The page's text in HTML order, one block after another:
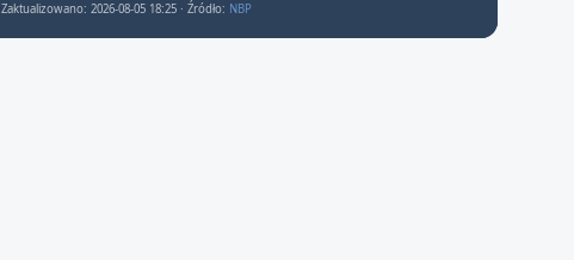
Zaktualizowano: 2026-08-05 18:25 · Źródło: NBP